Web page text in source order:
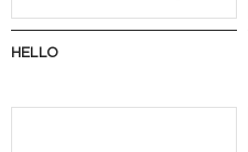
HELLO